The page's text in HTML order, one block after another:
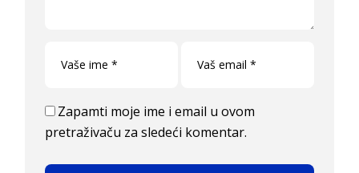
Zapamti moje ime i email u ovom
pretraživaču za sledeći komentar.